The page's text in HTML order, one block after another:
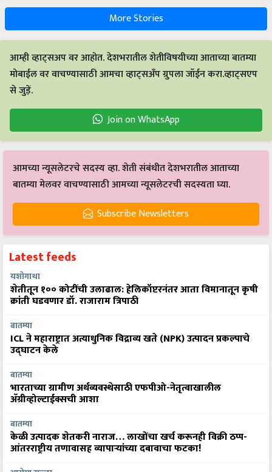
More Stories
आम्ही व्हाट्सअप वर आहोत. देशभरातील शेतीविषयीच्या आताच्या बातम्या
मोबाईल वर वाचण्यासाठी आमचा व्हाट्सअँप ग्रुपला जॉईन करा.व्हाट्सएप
से जुड़ें.
Join on WhatsApp
आमच्या न्यूसलेटरचे सदस्य व्हा. शेती संबंधीत देशभरातील आताच्या
बातम्या मेलवर वाचण्यासाठी आमच्या न्यूसलेटरची सदस्यता घ्या.
Subscribe Newsletters
Latest feeds
यशोगाथा
शेतीतून १०० कोटींची उलाढाल: हेलिकॉप्टरनंतर आता विमानातून कृषी
क्रांती घडवणार डॉ. राजाराम त्रिपाठी
बातम्या
ICL ने महाराष्ट्रात अत्याधुनिक विद्राव्य खते (NPK) उत्पादन प्रकल्पाचे
उद्घाटन केले
बातम्या
भारताच्या ग्रामीण अर्थव्यवस्थेसाठी एफपीओ-नेतृत्वाखालील
अ‍ॅग्रीव्होल्टाईक्सची आशा
बातम्या
केळी उत्पादक शेतकरी नाराज… लाखोंचा खर्च करूनही विक्री ठप्प-
आंतरराष्ट्रीय तणावासह व्यापाऱ्यांच्या दबावाचा फटका!